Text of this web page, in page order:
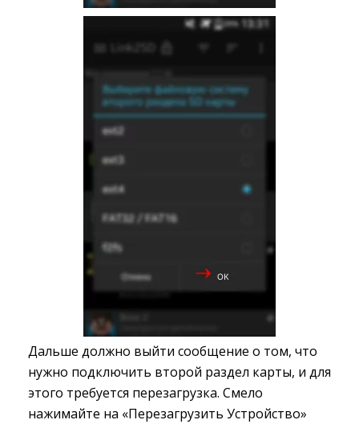
Дальше должно выйти сообщение о том, что
нужно подключить второй раздел карты, и для
этого требуется перезагрузка. Смело
нажимайте на «Перезагрузить Устройство»